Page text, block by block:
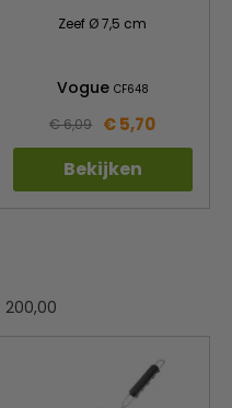
Zeef Ø 7,5 cm
Vogue CF648
€ 6,09 € 5,70
Bekijken